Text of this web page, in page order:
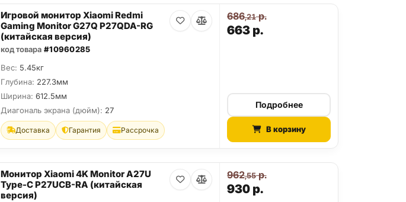
Игровой монитор Xiaomi Redmi
Gaming Monitor G27Q P27QDA-RG
(китайская версия)
код товара #10960285
Вес: 5.45кг
Глубина: 227.3мм
Ширина: 612.5мм
Диагональ экрана (дюйм): 27
Доставка Гарантия Рассрочка
663р.
686,21р.
Подробнее
В корзину
Монитор Xiaomi 4K Monitor A27U
Type-C P27UCB-RA (китайская
версия)
930р.
962,55р.